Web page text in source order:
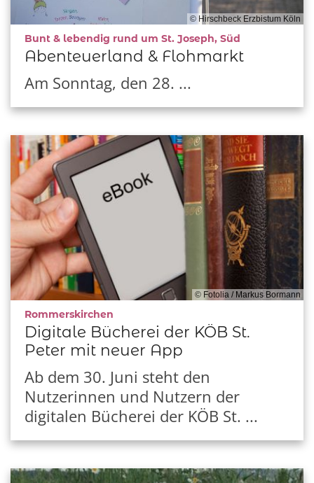
© Hirschbeck Erzbistum Köln
Bunt & lebendig rund um St. Joseph, Süd
Abenteuerland & Flohmarkt
Am Sonntag, den 28. ...
© Fotolia / Markus Bormann
Rommerskirchen
Digitale Bücherei der KÖB St.
Peter mit neuer App
Ab dem 30. Juni steht den
Nutzerinnen und Nutzern der
digitalen Bücherei der KÖB St. ...